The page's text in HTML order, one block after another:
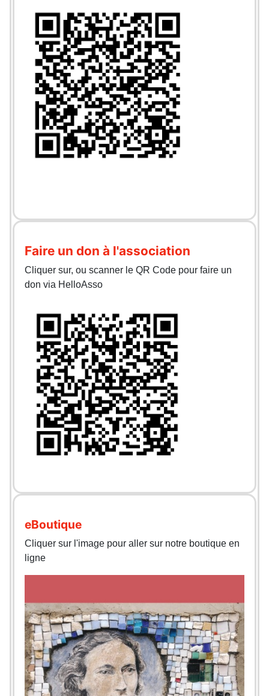
Faire un don à l'association
Cliquer sur, ou scanner le QR Code pour faire un
don via HelloAsso
eBoutique
Cliquer sur l'image pour aller sur notre boutique en
ligne